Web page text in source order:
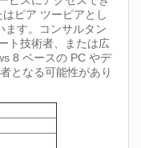
ピア ツーピアとし
ます。コンサルタン
ト技術者、または広
8 ベースの PC やデ
となる可能性があり